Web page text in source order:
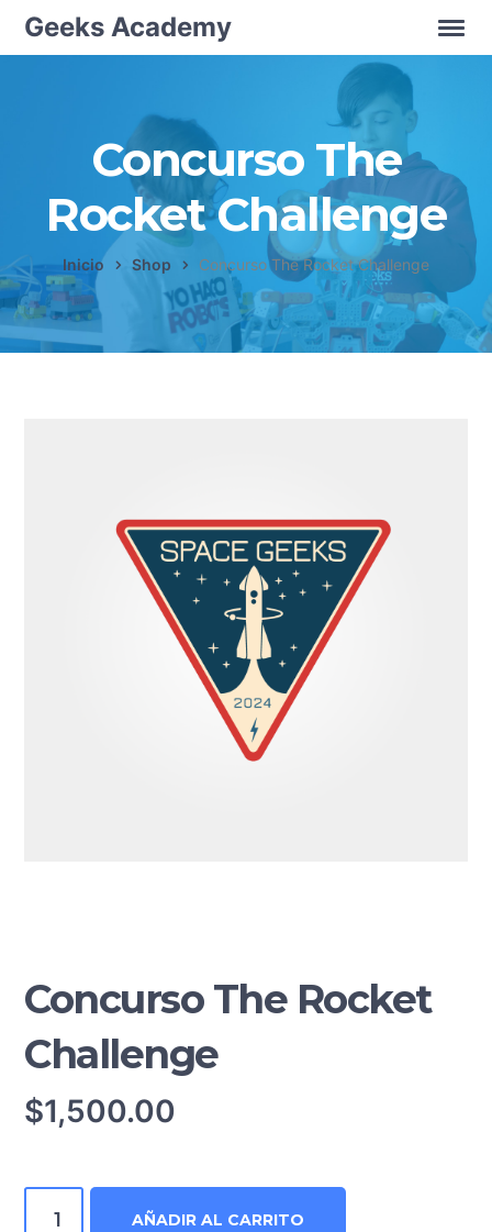
Geeks Academy
Concurso The
Rocket Challenge
Inicio Shop Concurso The Rocket Challenge
Concurso The Rocket
Challenge
$1,500.00
Concurso
AÑADIR AL CARRITO